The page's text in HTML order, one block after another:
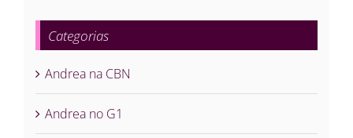
Categorias
Andrea na CBN
Andrea no G1